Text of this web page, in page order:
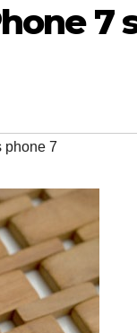
7
phone 7